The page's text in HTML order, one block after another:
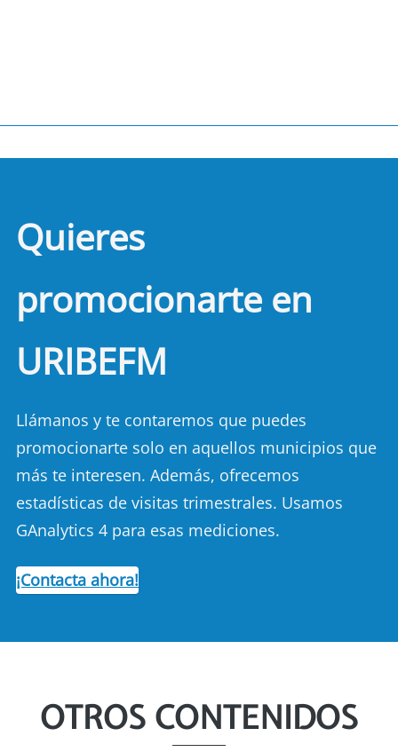
Quieres
promocionarte en
URIBEFM
Llámanos y te contaremos que puedes
promocionarte solo en aquellos municipios que
más te interesen. Además, ofrecemos
estadísticas de visitas trimestrales. Usamos
GAnalytics 4 para esas mediciones.
¡Contacta ahora!
OTROS CONTENIDOS